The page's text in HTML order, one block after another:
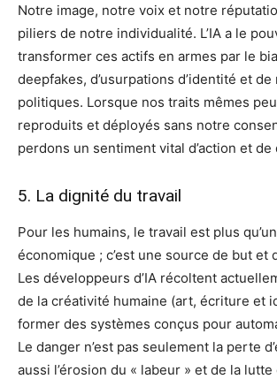
Notre image, notre voix et notre
piliers de notre individualité. L’IA a le
transformer ces actifs en armes par le
deepfakes, d’usurpations d’identité et
politiques. Lorsque nos traits mêmes
reproduits et déployés sans notre
perdons un sentiment vital d’action et de
5. La dignité du travail
Pour les humains, le travail est plus
économique ; c’est une source de but et
Les développeurs d’IA récoltent
de la créativité humaine (art, écriture et
former des systèmes conçus pour
Le danger n’est pas seulement la perte
aussi l’érosion du « labeur » et de la